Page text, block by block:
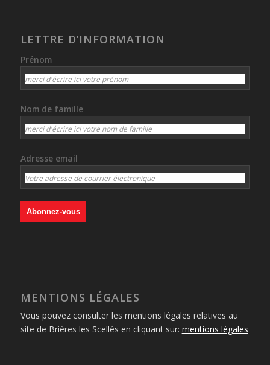
LETTRE D’INFORMATION
Prénom
Nom de famille
Adresse email
MENTIONS LÉGALES
Vous pouvez consulter les mentions légales relatives au
site de Brières les Scellés en cliquant sur: mentions légales